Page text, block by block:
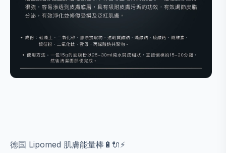
徳国 Lipomed 肌膚能量棒🔋🔌⚡️